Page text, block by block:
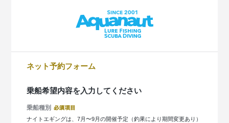
ネット予約フォーム
乗船希望内容を入力してください
乗船種別
ナイトエギングは、7月〜9月の開催予定（釣果により期間変更あり）